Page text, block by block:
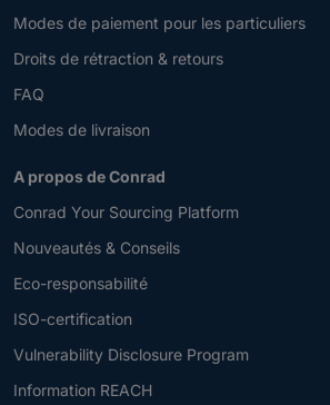
Modes de paiement pour les particuliers
Droits de rétraction & retours
FAQ
Modes de livraison
A propos de Conrad
Conrad Your Sourcing Platform
Nouveautés & Conseils
Eco-responsabilité
ISO-certification
Vulnerability Disclosure Program
Information REACH